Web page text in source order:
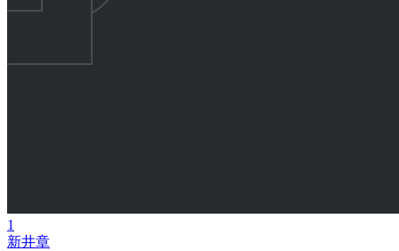
1
新井章